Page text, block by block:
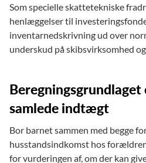
Som specielle skattetekniske
henlæggelser til
inventarnedskrivning ud over
underskud på skibsvirksomhed
Beregningsgrundlaget
samlede indtægt
Bor barnet sammen med begge
husstandsindkomst hos
for vurderingen af, om der kan